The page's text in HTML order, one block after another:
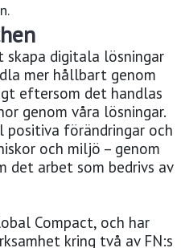
digitala lösningar
mer hållbart genom
eftersom det handlas
genom våra lösningar.
förändringar och
och miljö – genom
det arbet som bedrivs av
Compact, och har
kring två av FN:s